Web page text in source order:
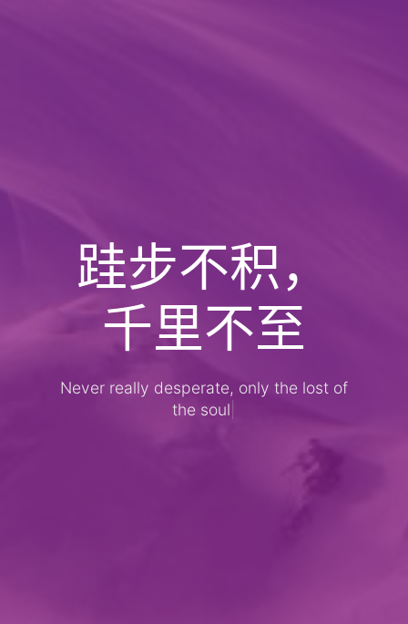
跬步不积，
千里不至
Never really desperate, only the lost of